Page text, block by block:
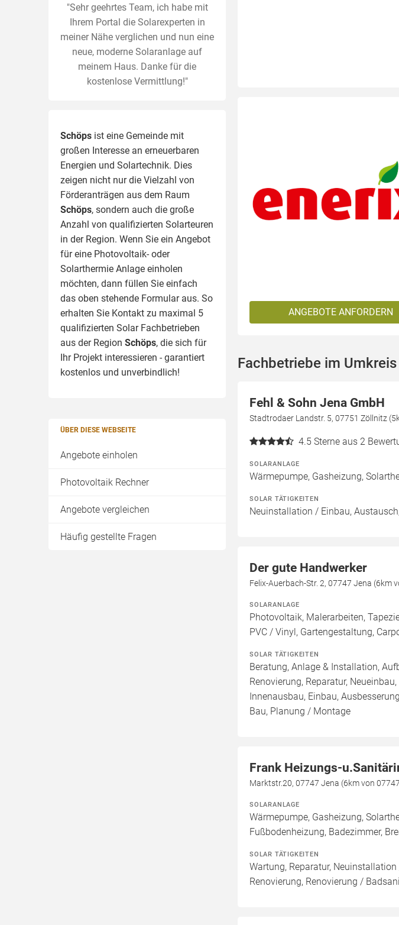
"Sehr geehrtes Team, ich habe mit
Ihrem Portal die Solarexperten in
meiner Nähe verglichen und nun eine
neue, moderne Solaranlage auf
meinem Haus. Danke für die
kostenlose Vermittlung!"
Schöps ist eine Gemeinde mit
großen Interesse an erneuerbaren
Energien und Solartechnik. Dies
zeigen nicht nur die Vielzahl von
Förderanträgen aus dem Raum
Schöps, sondern auch die große
Anzahl von qualifizierten Solarteuren
in der Region. Wenn Sie ein Angebot
für eine Photovoltaik- oder
Solarthermie Anlage einholen
möchten, dann füllen Sie einfach
das oben stehende Formular aus. So
erhalten Sie Kontakt zu maximal 5
qualifizierten Solar Fachbetrieben
aus der Region Schöps, die sich für
Ihr Projekt interessieren - garantiert
kostenlos und unverbindlich!
ÜBER DIESE WEBSEITE
Angebote einholen
Photovoltaik Rechner
Angebote vergleichen
Häufig gestellte Fragen
ANGEBOTE ANFORDERN
Fachbetriebe im
Fehl & Sohn Jena GmbH
Stadtrodaer Landstr. 5, 07751 Zöllnitz
4.5 Sterne aus 2
SOLARANLAGE
Wärmepumpe, Gasheizung,
SOLAR TÄTIGKEITEN
Neuinstallation / Einbau,
Der gute Handwerker
Felix-Auerbach-Str. 2, 07747 Jena (6km
SOLARANLAGE
Photovoltaik, Malerarbeiten,
PVC / Vinyl, Gartengestaltung,
SOLAR TÄTIGKEITEN
Beratung, Anlage & Installation,
Renovierung, Reparatur,
Innenausbau, Einbau,
Bau, Planung / Montage
Frank Heizungs-
Marktstr.20, 07747 Jena (6km von
SOLARANLAGE
Wärmepumpe, Gasheizung,
Fußbodenheizung, Badezimmer,
SOLAR TÄTIGKEITEN
Wartung, Reparatur,
Renovierung, Renovierung /